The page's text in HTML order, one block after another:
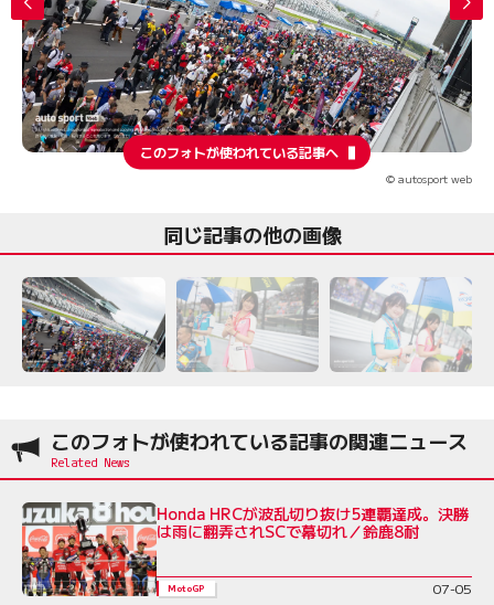
このフォトが使われている記事へ
© autosport web
同じ記事の他の画像
このフォトが使われている記事の関連ニュース
Honda HRCが波乱切り抜け5連覇達成。決勝
は雨に翻弄されSCで幕切れ／鈴鹿8耐
MotoGP 07-05